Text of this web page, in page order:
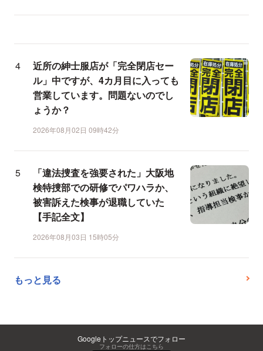
近所の紳士服店が「完全閉店セー
ル」中ですが、4カ月目に入っても
営業しています。問題ないのでし
ょうか？
2026年08月02日 09時42分
「違法捜査を強要された」大阪地
検特捜部での研修でパワハラか、
被害訴えた検事が退職していた
【手記全文】
2026年08月03日 15時05分
もっと見る
Googleトップニュースでフォロー
フォローの仕方はこちら